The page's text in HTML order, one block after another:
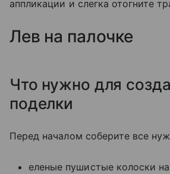
аппликации и слегка отогните
Лев на палочке
Что нужно для
поделки
Перед началом соберите все
еленые пушистые колоски